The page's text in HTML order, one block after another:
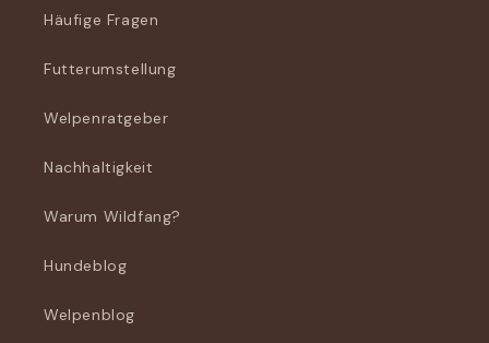
Häufige Fragen
Futterumstellung
Welpenratgeber
Nachhaltigkeit
Warum Wildfang?
Hundeblog
Welpenblog